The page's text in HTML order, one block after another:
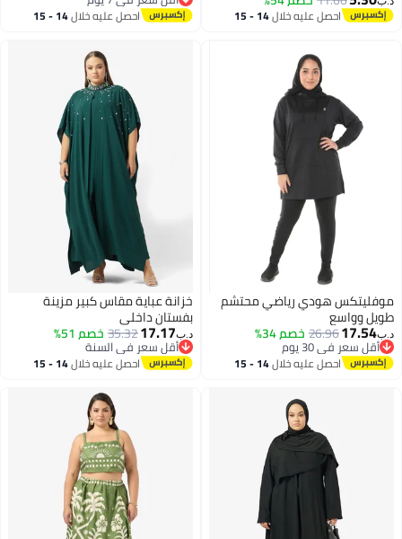
احصل عليه خلال 14 - 15 أقل سعر في 7 يوماحصل عليه خلال 14 - 15
موفليتكس هودي رياضي محتشم
طويل وواسع
د.ب‏17.54
26.96خصم 34%
أقل سعر في 30 يوم
أقل سعر في 30 يوماحصل عليه خلال 14 - 15
خزانة عباية مقاس كبير مزينة
بفستان داخلي
د.ب‏17.17
35.32خصم 51%
أقل سعر في السنة
أقل سعر في السنة
احصل عليه خلال 14 - 15